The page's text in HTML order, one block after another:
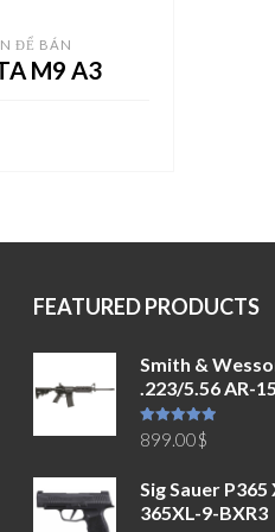
ĐỂ BÁN
M9 A3
FEATURED PRODUCTS
Smith &
.223/5.56 AR-
Được xếp
hạng5.005
899.00$
Sig Sauer
365XL-9-BXR3